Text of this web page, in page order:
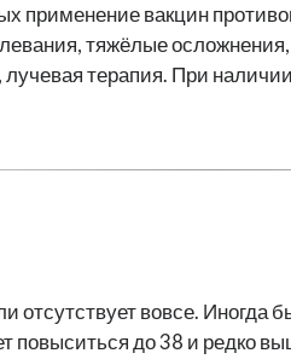
применение вакцин
тяжёлые
терапия. При
отсутствует вовсе.
повыситься до 38 и редко